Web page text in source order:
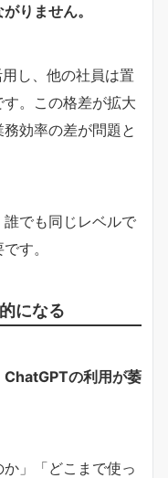
りません。
し、他の社員は置
。この格差が拡大
効率の差が問題と
でも同じレベルで
す。
になる
ChatGPTの利用が萎
か」「どこまで使っ